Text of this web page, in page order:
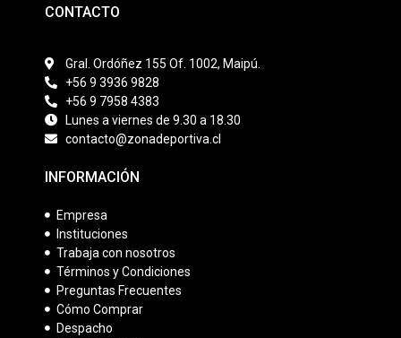
CONTACTO
Gral. Ordóñez 155 Of. 1002, Maipú.
+56 9 3936 9828
+56 9 7958 4383
Lunes a viernes de 9.30 a 18.30
contacto@zonadeportiva.cl
INFORMACIÓN
Empresa
Instituciones
Trabaja con nosotros
Términos y Condiciones
Preguntas Frecuentes
Cómo Comprar
Despacho